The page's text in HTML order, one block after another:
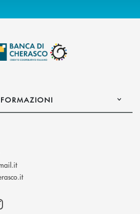
(si apre l’app di posta elettronica)
(si apre l’app di posta elettronica)